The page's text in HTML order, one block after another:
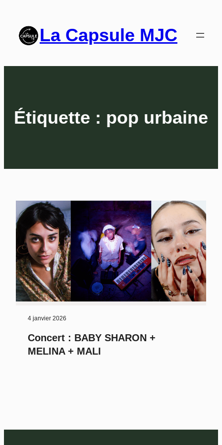
La Capsule MJC
Étiquette : pop urbaine
4 janvier 2026
Concert : BABY SHARON +
MELINA + MALI